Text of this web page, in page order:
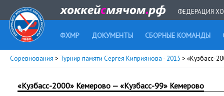
ФЕДЕРАЦИЯ
ФХМР ДОКУМЕНТЫ СБОРНЫЕ КОМАНДЫ
Соревнования > Турнир памяти Сергея Киприянова - 2015 > «Кузбасс-
«Кузбасс-2000» Кемерово — «Кузбасс-99» Кемерово